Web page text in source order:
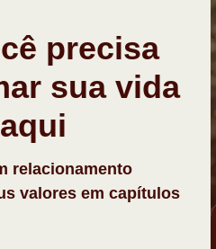
precisa
sua vida
relacionamento
valores em capítulos